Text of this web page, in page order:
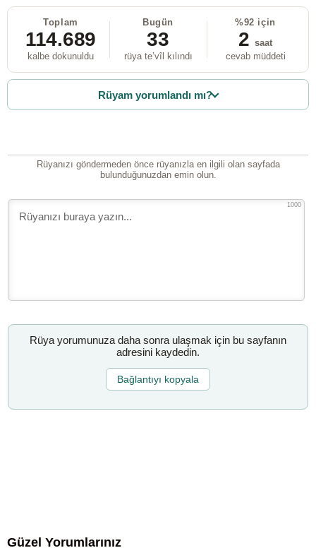
Toplam
114.689
kalbe dokunuldu
Bugün
33
rüya te’vîl kılındı
%92 için
2 saat
cevab müddeti
Rüyam yorumlandı mı?
Rüyanızı göndermeden önce rüyanızla en ilgili olan sayfada
bulunduğunuzdan emin olun.
1000
Rüya yorumunuza daha sonra ulaşmak için bu sayfanın
adresini kaydedin.
Bağlantıyı kopyala
Güzel Yorumlarınız